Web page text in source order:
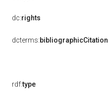
dc:rights
dcterms:bibliographicCitation
rdf:type